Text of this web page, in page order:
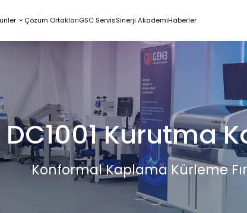
Çözüm OrtaklarıGSC ServisSinerji AkademiHaberler
DC1001 Kurutma
Konformal Kaplama Kürleme